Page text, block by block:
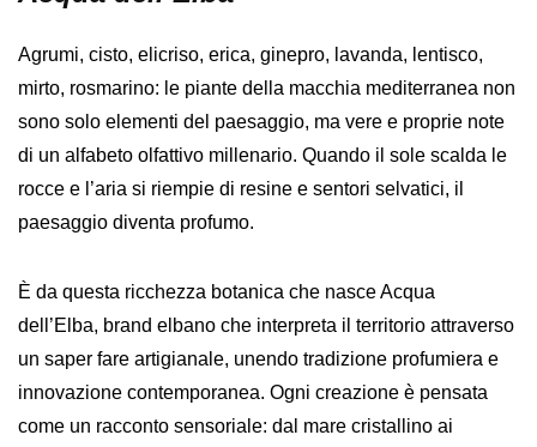
Agrumi, cisto, elicriso, erica, ginepro, lavanda, lentisco,
mirto, rosmarino: le piante della macchia mediterranea non
sono solo elementi del paesaggio, ma vere e proprie note
di un alfabeto olfattivo millenario. Quando il sole scalda le
rocce e l’aria si riempie di resine e sentori selvatici, il
paesaggio diventa profumo.
È da questa ricchezza botanica che nasceAcqua
dell’Elba, brand elbano che interpreta il territorio attraverso
un saper fare artigianale, unendo tradizione profumiera e
innovazione contemporanea. Ogni creazione è pensata
come un racconto sensoriale: dal mare cristallino ai